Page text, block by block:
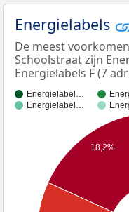
Energielabels
De meest
Schoolstraat zijn
Energielabels F (7
Energielabel…
Energielabel…
18,2%